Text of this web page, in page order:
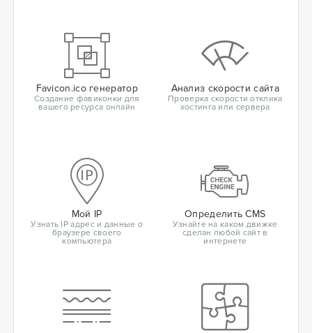
Favicon.ico генератор
Создание фавиконки для
вашего ресурса онлайн
Анализ скорости сайта
Проверка скорости отклика
хостинга или сервера
Мой IP
Узнать IP адрес и данные о
браузере своего
компьютера
Определить CMS
Узнайте на каком движке
сделан любой сайт в
интернете